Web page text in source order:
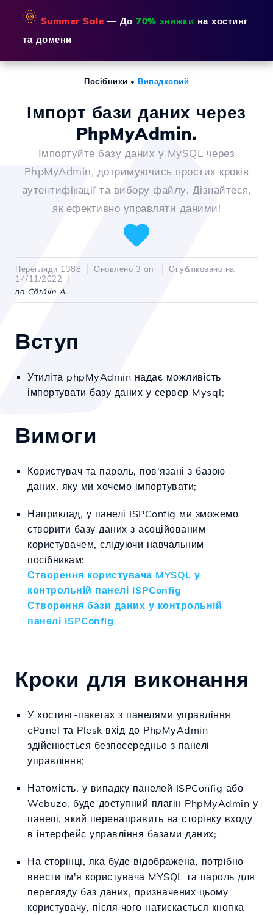
🌞 Summer Sale — До 70% знижки на хостинг
та домени
Посібники • Випадковий
Імпорт бази даних через
PhpMyAdmin.
Імпортуйте базу даних у MySQL через
PhpMyAdmin, дотримуючись простих кроків
аутентифікації та вибору файлу. Дізнайтеся,
як ефективно управляти даними!
Перегляди 1388 Оновлено 3 ani
Опубліковано на
14/11/2022
по Cătălin A.
Вступ
Утиліта phpMyAdmin надає можливість
імпортувати базу даних у сервер Mysql;
Вимоги
Користувач та пароль, пов'язані з базою
даних, яку ми хочемо імпортувати;
Наприклад, у панелі ISPConfig ми зможемо
створити базу даних з асоційованим
користувачем, слідуючи навчальним
посібникам:
Створення користувача MYSQL у
контрольній панелі ISPConfig
Створення бази даних у контрольній
панелі ISPConfig
Кроки для виконання
У хостинг-пакетах з панелями управління
cPanel та Plesk вхід до PhpMyAdmin
здійснюється безпосередньо з панелі
управління;
Натомість, у випадку панелей ISPConfig або
Webuzo, буде доступний плагін PhpMyAdmin у
панелі, який перенаправить на сторінку входу
в інтерфейс управління базами даних;
На сторінці, яка буде відображена, потрібно
ввести ім'я користувача MYSQL та пароль для
перегляду баз даних, призначених цьому
користувачу, після чого натискається кнопка